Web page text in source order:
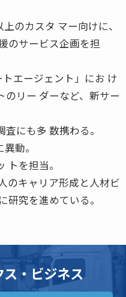
のカスタ マー向けに、
のサービス企画を担
トエージェント」にお け
のリー ダーなど、新サー
にも多 数携わる。
動。
トを担当。
のキャリア形成と人材ビ
研究を進めている。
・ビジネス